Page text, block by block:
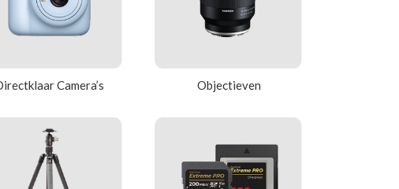
Camera’s Objectieven